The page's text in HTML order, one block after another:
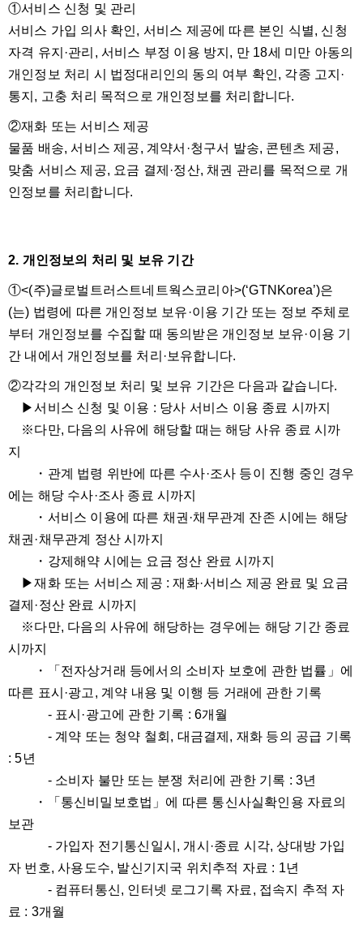
①서비스 신청 및 관리
서비스 가입 의사 확인, 서비스 제공에 따른 본인 식별, 신청
자격 유지·관리, 서비스 부정 이용 방지, 만 18세 미만 아동의
개인정보 처리 시 법정대리인의 동의 여부 확인, 각종 고지·
통지, 고충 처리 목적으로 개인정보를 처리합니다.
②재화 또는 서비스 제공
물품 배송, 서비스 제공, 계약서·청구서 발송, 콘텐츠 제공,
맞춤 서비스 제공, 요금 결제·정산, 채권 관리를 목적으로 개
인정보를 처리합니다.
2. 개인정보의 처리 및 보유 기간
①<(주)글로벌트러스트네트웍스코리아>(‘GTNKorea’)은
(는) 법령에 따른 개인정보 보유·이용 기간 또는 정보 주체로
부터 개인정보를 수집할 때 동의받은 개인정보 보유·이용 기
간 내에서 개인정보를 처리·보유합니다.
②각각의 개인정보 처리 및 보유 기간은 다음과 같습니다.
▶서비스 신청 및 이용 : 당사 서비스 이용 종료 시까지
※다만, 다음의 사유에 해당할 때는 해당 사유 종료 시까
지
・관계 법령 위반에 따른 수사·조사 등이 진행 중인 경우
에는 해당 수사·조사 종료 시까지
・서비스 이용에 따른 채권·채무관계 잔존 시에는 해당
채권·채무관계 정산 시까지
・강제해약 시에는 요금 정산 완료 시까지
▶재화 또는 서비스 제공 : 재화·서비스 제공 완료 및 요금
결제·정산 완료 시까지
※다만, 다음의 사유에 해당하는 경우에는 해당 기간 종료
시까지
・「전자상거래 등에서의 소비자 보호에 관한 법률」에
따른 표시·광고, 계약 내용 및 이행 등 거래에 관한 기록
- 표시·광고에 관한 기록 : 6개월
- 계약 또는 청약 철회, 대금결제, 재화 등의 공급 기록
: 5년
- 소비자 불만 또는 분쟁 처리에 관한 기록 : 3년
・「통신비밀보호법」에 따른 통신사실확인용 자료의
보관
- 가입자 전기통신일시, 개시·종료 시각, 상대방 가입
자 번호, 사용도수, 발신기지국 위치추적 자료 : 1년
- 컴퓨터통신, 인터넷 로그기록 자료, 접속지 추적 자
료 : 3개월